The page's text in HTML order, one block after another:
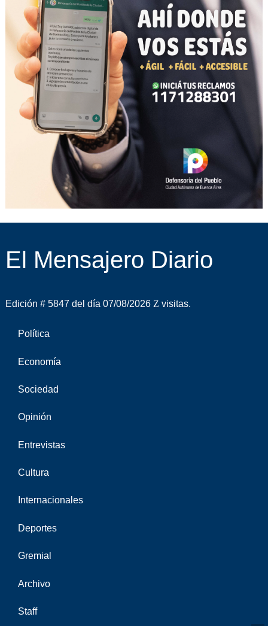
El Mensajero Diario
Edición # 5847 del día 07/08/2026 visitas.
Política
Economía
Sociedad
Opinión
Entrevistas
Cultura
Internacionales
Deportes
Gremial
Archivo
Staff